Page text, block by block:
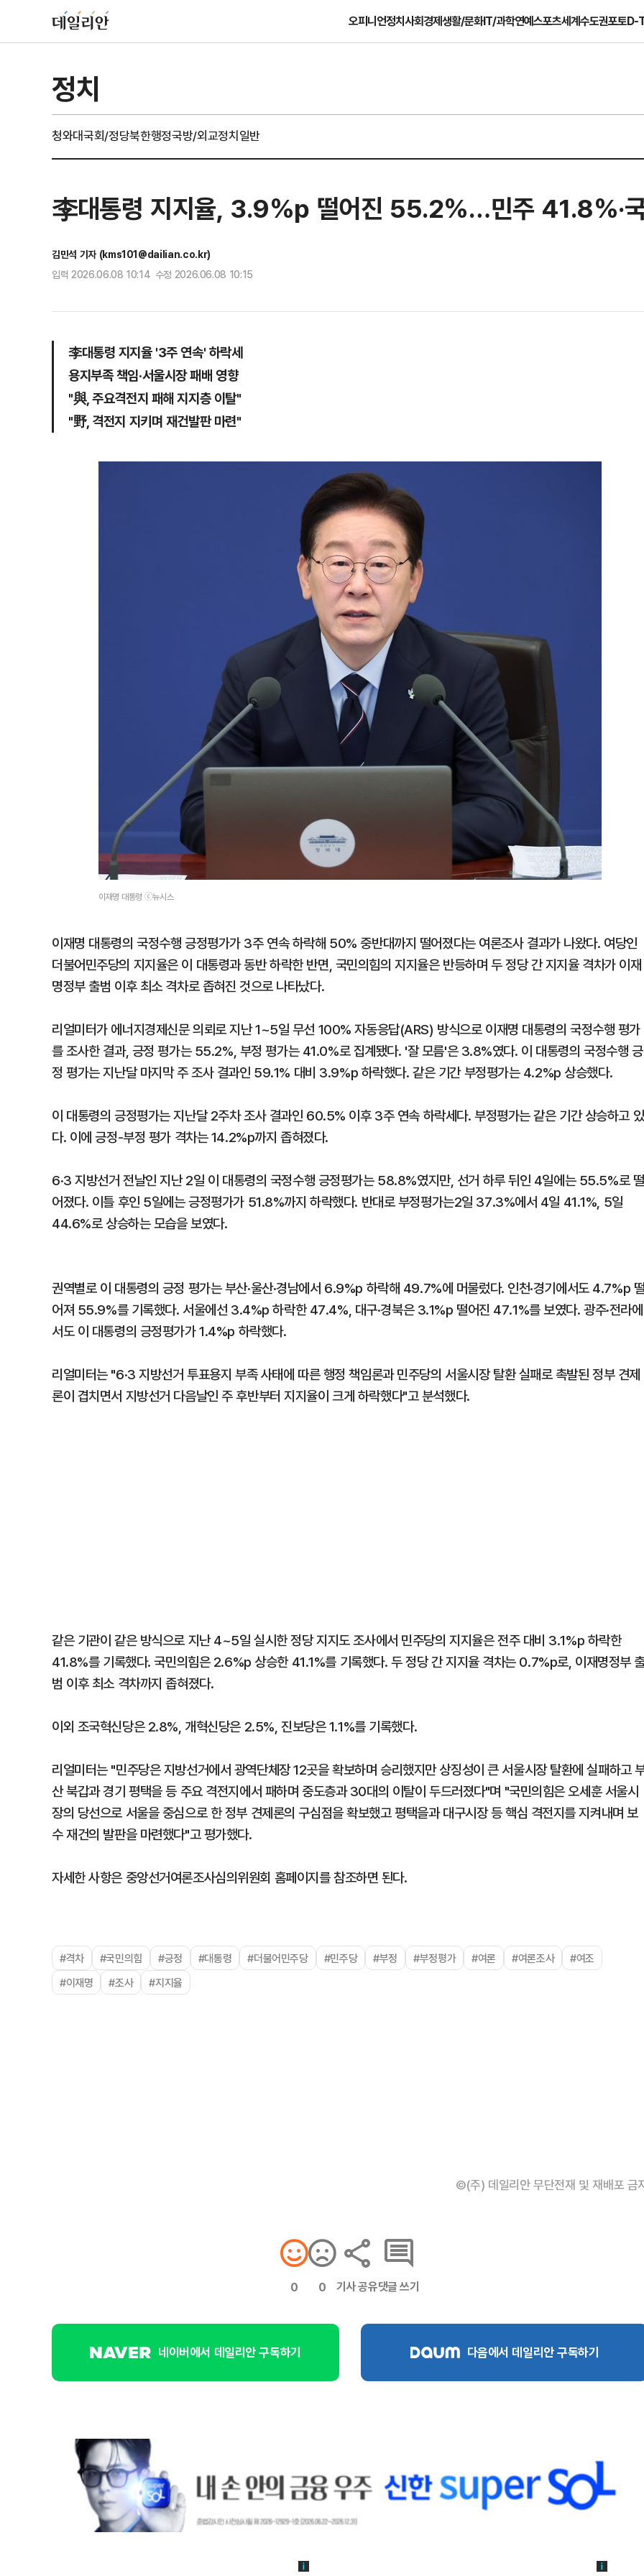
오피니언정치사회경제생활/문화IT/과학연예스포츠세계수도권포토D-
정치
청와대국회/정당북한행정국방/외교정치일반
李대통령 지지율, 3.9%p 떨어진 55.2%…민주 41.8%·
김민석 기자 (kms101@dailian.co.kr)
입력 2026.06.08 10:14 수정 2026.06.08 10:15
李대통령 지지율 '3주 연속' 하락세
용지부족 책임·서울시장 패배 영향
"與, 주요격전지 패해 지지층 이탈"
"野, 격전지 지키며 재건발판 마련"
이재명 대통령 ⓒ뉴시스
이재명 대통령의 국정수행 긍정평가가 3주 연속 하락해 50% 중반대까지 떨어졌다는 여론조사 결과가 나왔다. 여당인
더불어민주당의 지지율은 이 대통령과 동반 하락한 반면, 국민의힘의 지지율은 반등하며 두 정당 간 지지율 격차가 이재
명정부 출범 이후 최소 격차로 좁혀진 것으로 나타났다.
리얼미터가 에너지경제신문 의뢰로 지난 1~5일 무선 100% 자동응답(ARS) 방식으로 이재명 대통령의 국정수행 평가
를 조사한 결과, 긍정 평가는 55.2%, 부정 평가는 41.0%로 집계됐다. '잘 모름'은 3.8%였다. 이 대통령의 국정수행 긍
정 평가는 지난달 마지막 주 조사 결과인 59.1% 대비 3.9%p 하락했다. 같은 기간 부정평가는 4.2%p 상승했다.
이 대통령의 긍정평가는 지난달 2주차 조사 결과인 60.5% 이후 3주 연속 하락세다. 부정평가는 같은 기간 상승하고 있
다. 이에 긍정-부정 평가 격차는 14.2%p까지 좁혀졌다.
6·3 지방선거 전날인 지난 2일 이 대통령의 국정수행 긍정평가는 58.8%였지만, 선거 하루 뒤인 4일에는 55.5%로 떨
어졌다. 이틀 후인 5일에는 긍정평가가 51.8%까지 하락했다. 반대로 부정평가는2일 37.3%에서 4일 41.1%, 5일
44.6%로 상승하는 모습을 보였다.
권역별로 이 대통령의 긍정 평가는 부산·울산·경남에서 6.9%p 하락해 49.7%에 머물렀다. 인천·경기에서도 4.7%p
어져 55.9%를 기록했다. 서울에선 3.4%p 하락한 47.4%, 대구·경북은 3.1%p 떨어진 47.1%를 보였다. 광주·전라에
서도 이 대통령의 긍정평가가 1.4%p 하락했다.
리얼미터는 "6·3 지방선거 투표용지 부족 사태에 따른 행정 책임론과 민주당의 서울시장 탈환 실패로 촉발된 정부 견제
론이 겹치면서 지방선거 다음날인 주 후반부터 지지율이 크게 하락했다"고 분석했다.
같은 기관이 같은 방식으로 지난 4~5일 실시한 정당 지지도 조사에서 민주당의 지지율은 전주 대비 3.1%p 하락한
41.8%를 기록했다. 국민의힘은 2.6%p 상승한 41.1%를 기록했다. 두 정당 간 지지율 격차는 0.7%p로, 이재명정부
범 이후 최소 격차까지 좁혀졌다.
이외 조국혁신당은 2.8%, 개혁신당은 2.5%, 진보당은 1.1%를 기록했다.
리얼미터는 "민주당은 지방선거에서 광역단체장 12곳을 확보하며 승리했지만 상징성이 큰 서울시장 탈환에 실패하고
산 북갑과 경기 평택을 등 주요 격전지에서 패하며 중도층과 30대의 이탈이 두드러졌다"며 "국민의힘은 오세훈 서울시
장의 당선으로 서울을 중심으로 한 정부 견제론의 구심점을 확보했고 평택을과 대구시장 등 핵심 격전지를 지켜내며 보
수 재건의 발판을 마련했다"고 평가했다.
자세한 사항은 중앙선거여론조사심의위원회 홈페이지를 참조하면 된다.
#격차 #국민의힘 #긍정 #대통령 #더불어민주당 #민주당 #부정 #부정평가 #여론 #여론조사
#여조
#이재명
#조사 #지지율
©(주) 데일리안 무단전재 및 재배포 금
0 0 기사 공유댓글 쓰기
네이버에서 데일리안 구독하기 다음에서 데일리안 구독하기